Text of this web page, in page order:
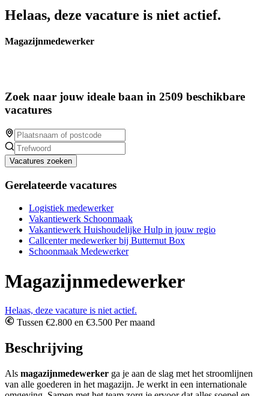
Helaas, deze vacature is niet actief.
Magazijnmedewerker
Zoek naar jouw ideale baan in 2509 beschikbare
vacatures
Vacatures zoeken
Gerelateerde vacatures
Logistiek medewerker
Vakantiewerk Schoonmaak
Vakantiewerk Huishoudelijke Hulp in jouw regio
Callcenter medewerker bij Butternut Box
Schoonmaak Medewerker
Magazijnmedewerker
Helaas, deze vacature is niet actief.
Tussen €2.800 en €3.500 Per maand
Beschrijving
Als magazijnmedewerker ga je aan de slag met het stroomlijnen
van alle goederen in het magazijn. Je werkt in een internationale